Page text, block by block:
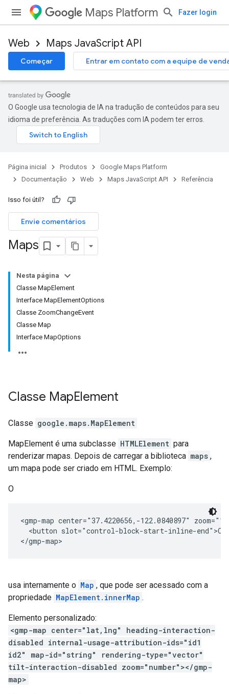
Maps Platform Fazer login
Web Maps JavaScript API
Começar Entrar em contato com a equipe de
O Google usa tecnologia de IA na tradução de conteúdos para seu
idioma de preferência. As traduções com IA podem ter erros.
Página inicial Produtos
Google Maps Platform
Documentação
Web Maps JavaScript API Referência
Isso foi útil?
Envie comentários
Maps
Nesta página
Classe MapElement
Interface MapElementOptions
Classe ZoomChangeEvent
Classe Map
Interface MapOptions
Classe MapElement
Classe google.maps. MapElement
MapElement é uma subclasse HTMLElement para
renderizar mapas. Depois de carregar a biblioteca maps ,
um mapa pode ser criado em HTML. Exemplo:
O
<gmp-map center="37.4220656,-122.0840897"
<button slot="control-block-start-inline-
</gmp-map>
usa internamente o Map , que pode ser acessado com a
propriedade MapElement.innerMap .
Elemento personalizado:
<gmp-map center="lat,lng" heading-interaction-
disabled internal-usage-attribution-ids="id1
id2" map-id="string" rendering-type="vector"
tilt-interaction-disabled zoom="number"></gmp-
map>